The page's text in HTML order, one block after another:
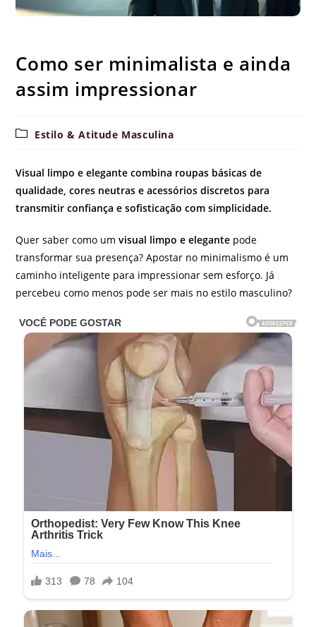
Como ser minimalista e ainda
assim impressionar
Categoria
Estilo & Atitude Masculina
Visual limpo e elegante combina roupas básicas de
qualidade, cores neutras e acessórios discretos para
transmitir confiança e sofisticação com simplicidade.
Quer saber como umvisual limpo e elegante pode
transformar sua presença? Apostar no minimalismo é um
caminho inteligente para impressionar sem esforço. Já
percebeu como menos pode ser mais no estilo masculino?